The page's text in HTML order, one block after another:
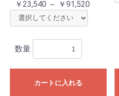
￥23,540 ～ ￥91,520
数量
カートに入れる